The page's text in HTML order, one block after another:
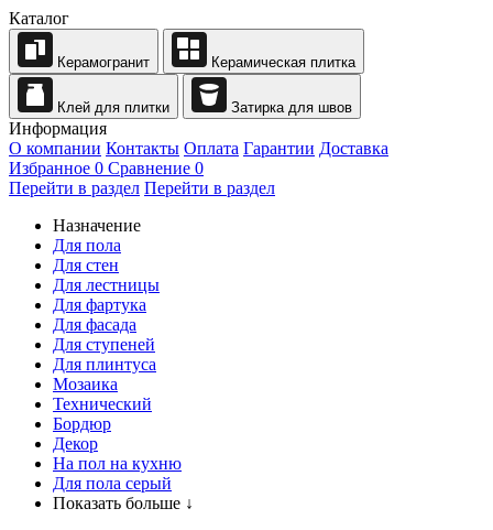
Каталог
Керамогранит Керамическая плитка
Клей для плитки Затирка для швов
Информация
О компании Контакты Оплата Гарантии Доставка
Избранное 0 Сравнение 0
Перейти в раздел Перейти в раздел
Назначение
Для пола
Для стен
Для лестницы
Для фартука
Для фасада
Для ступеней
Для плинтуса
Мозаика
Технический
Бордюр
Декор
На пол на кухню
Для пола серый
Показать больше ↓